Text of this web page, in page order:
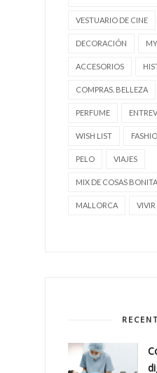
VESTUARIO DE CINE
DECORACIÓN
ACCESORIOS
COMPRAS. BELLEZA
PERFUME
WISH LIST
PELO VIAJES
MIX DE COSAS
MALLORCA VIVIR